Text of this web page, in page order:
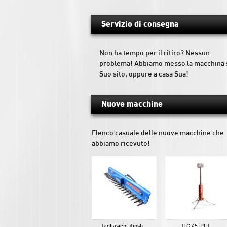
Servizio di consegna
Non ha tempo per il ritiro? Nessun
problema! Abbiamo messo la macchina
Suo sito, oppure a casa Sua!
Nuove macchine
Elenco casuale delle nuove macchine che
abbiamo ricevuto!